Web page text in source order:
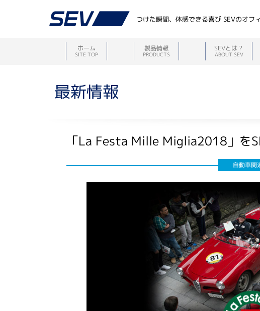
つけた瞬間、体感できる喜び SEVのオフ
ホーム
SITE TOP
製品情報
PRODUCTS
SEVとは？
ABOUT SEV
最新情報
「La Festa Mille Miglia2018」を
自動車関